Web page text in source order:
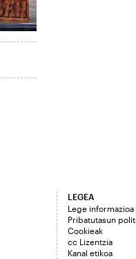
LEGEA
Lege informazioa
Pribatutasun
Cookieak
cc Lizentzia
Kanal etikoa